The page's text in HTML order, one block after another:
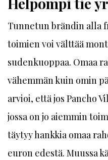
Tunnetun brändin alla
toimien voi välttää
sudenkuoppaa. Omaa
vähemmän kuin omin
arvioi, että jos Pancho
jossa on jo aiemmin
täytyy hankkia omaa
euron edestä. Muussa